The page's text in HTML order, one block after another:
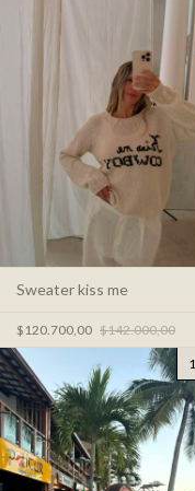
Sweater kiss me
$120.700,00 $142.000,00